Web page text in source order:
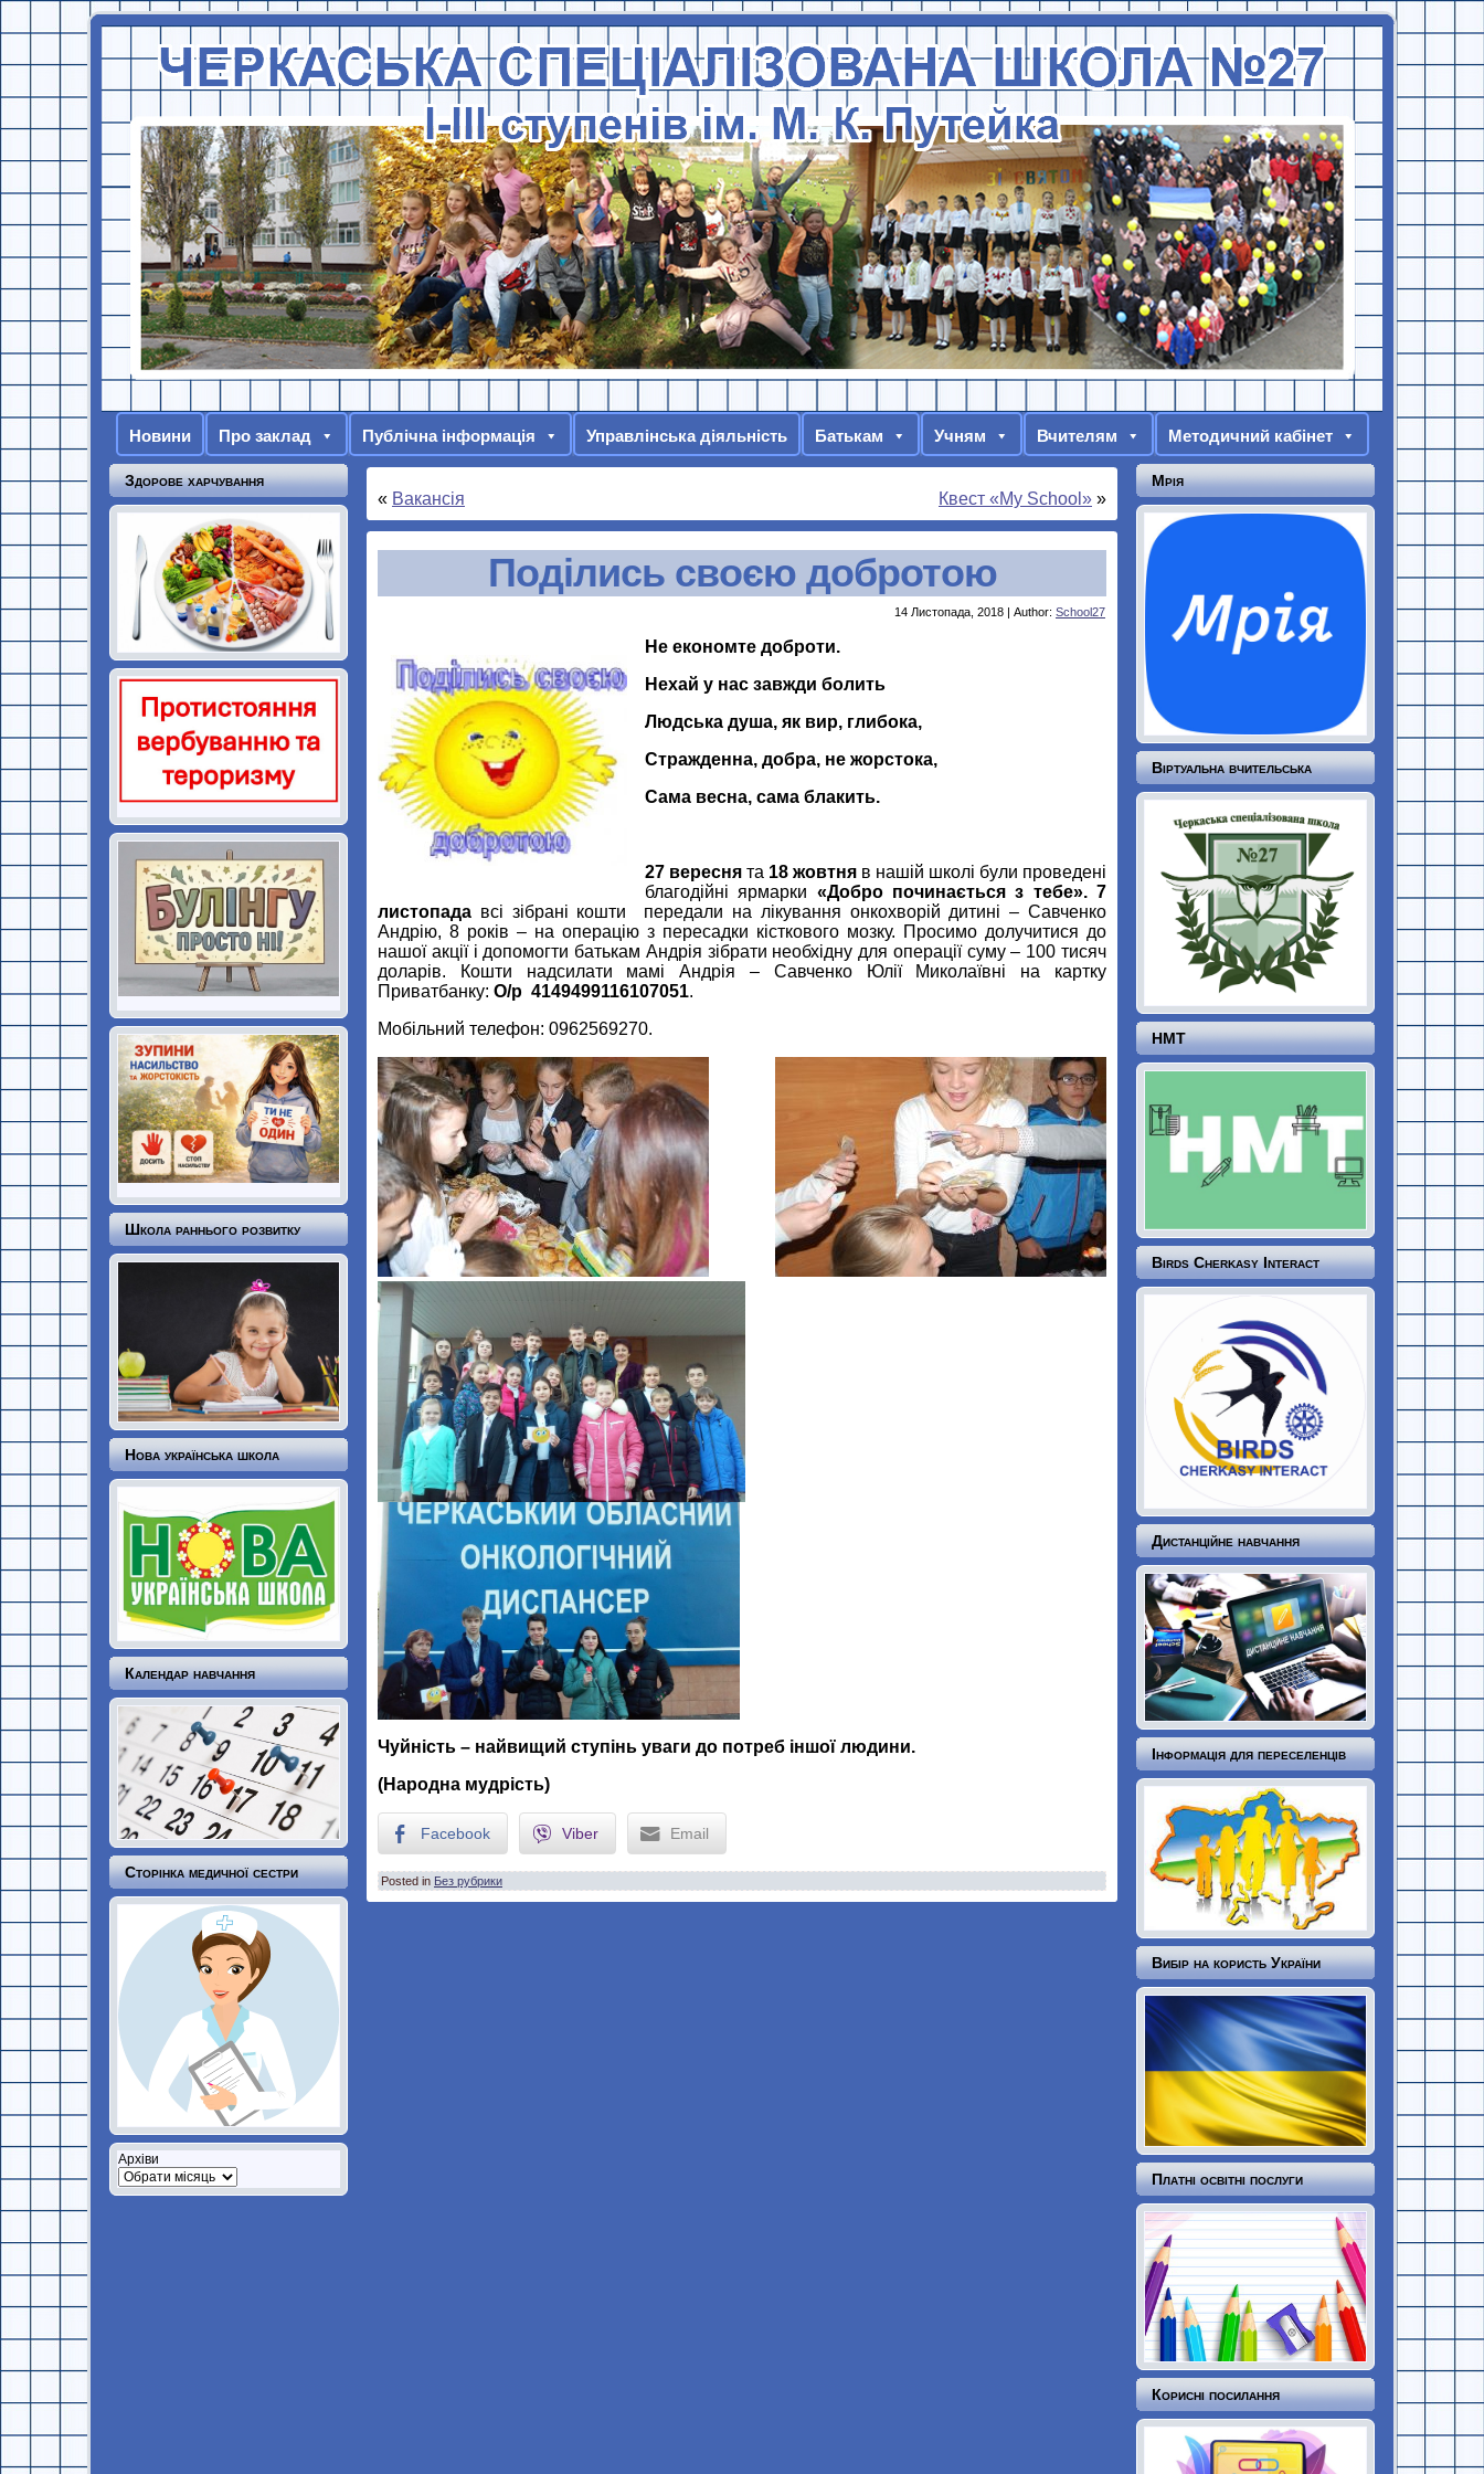
Новини Про заклад Публічна інформація Управлінська діяльність Батькам Учням Вчителям Методичний кабінет
Здорове харчування
Школа раннього розвитку
Нова українська школа
Календар навчання
Сторінка медичної сестри
Архіви
« Вакансія Квест «My School» »
Поділись своєю добротою
14 Листопада, 2018 | Author: School27
Не економте доброти.
Нехай у нас завжди болить
Людська душа, як вир, глибока,
Стражденна, добра, не жорстока,
Сама весна, сама блакить.
27 вересня та 18 жовтня в нашій школі були проведені
благодійні ярмарки «Добро починається з тебе». 7
листопада всі зібрані кошти передали на лікування онкохворій дитині – Савченко
Андрію, 8 років – на операцію з пересадки кісткового мозку. Просимо долучитися до
нашої акції і допомогти батькам Андрія зібрати необхідну для операції суму – 100 тисяч
доларів. Кошти надсилати мамі Андрія – Савченко Юлії Миколаївні на картку
Приватбанку: О/р 4149499116107051.
Мобільний телефон: 0962569270.
Чуйність – найвищий ступінь уваги до потреб іншої людини.
(Народна мудрість)
Facebook Viber Email
Posted in Без рубрики
Мрія
Віртуальна вчительська
НМТ
Birds Cherkasy Interact
Дистанційне навчання
Інформація для переселенців
Вибір на користь України
Платні освітні послуги
Корисні посилання